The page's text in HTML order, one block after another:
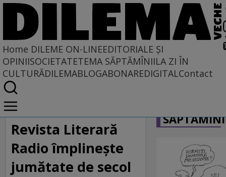
Home DILEME ON-LINEEDITORIALE ȘI
OPINIISOCIETATETEMA SĂPTĂMÎNIILA ZI ÎN
CULTURĂDILEMABLOGABONAREDIGITALContact
Home
Dileme on-line
Revista Literară
Radio împlineşte
jumătate de secol